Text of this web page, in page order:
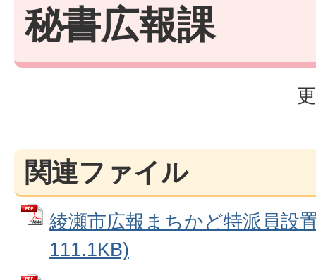
秘書広報課
関連ファイル
綾瀬市広報まちかど特派員設
111.1KB)